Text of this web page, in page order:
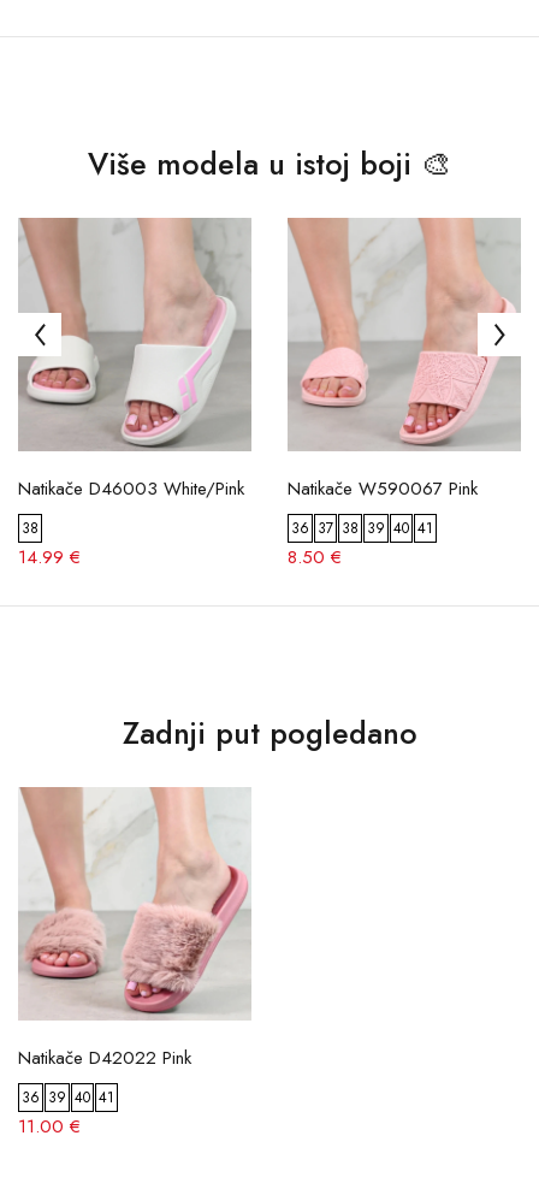
Više modela u istoj boji 🎨
Natikače D46003 White/Pink
38
14.99 €
Natikače W590067 Pink
36 37 38 39 40 41
8.50 €
Zadnji put pogledano
Natikače D42022 Pink
36 39 40 41
11.00 €